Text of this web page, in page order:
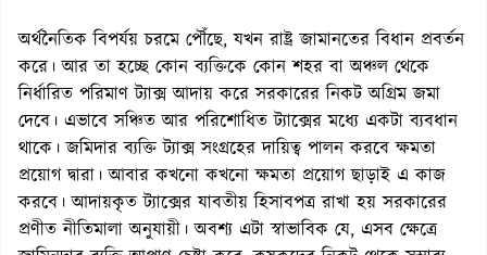
অর্থনৈতিক বিপর্যয় চরমে পৌঁছে, যখন রাষ্ট্র জামানতের বিধান প্রবর্তন
করে। আর তা হচ্ছে কোন ব্যক্তিকে কোন শহর বা অঞ্চল থেকে
নির্ধারিত পরিমাণ ট্যাক্স আদায় করে সরকারের নিকট অগ্রিম জমা
দেবে। এভাবে সঞ্চিত আর পরিশোধিত ট্যাক্সের মধ্যে একটা ব্যবধান
থাকে। জমিদার ব্যক্তি ট্যাক্স সংগ্রহের দায়িত্ব পালন করবে ক্ষমতা
প্রয়োগ দ্বারা। আবার কখনো কখনো ক্ষমতা প্রয়োগ ছাড়াই এ কাজ
করবে। আদায়কৃত ট্যাক্সের যাবতীয় হিসাবপত্র রাখা হয় সরকারের
প্রণীত নীতিমালা অনুযায়ী। অবশ্য এটা স্বাভাবিক যে, এসব ক্ষেত্রে